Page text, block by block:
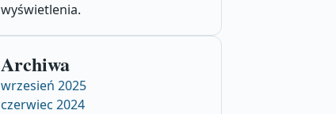
wyświetlenia.
Archiwa
wrzesień 2025
czerwiec 2024